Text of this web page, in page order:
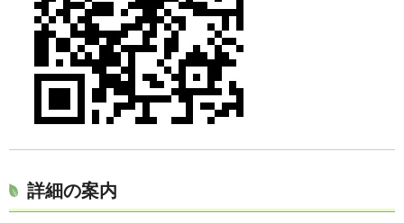
詳細の案内